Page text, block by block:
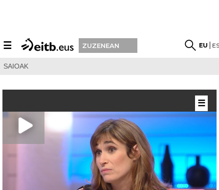
☰ ZUZENEAN EU
SAIOAK
☰